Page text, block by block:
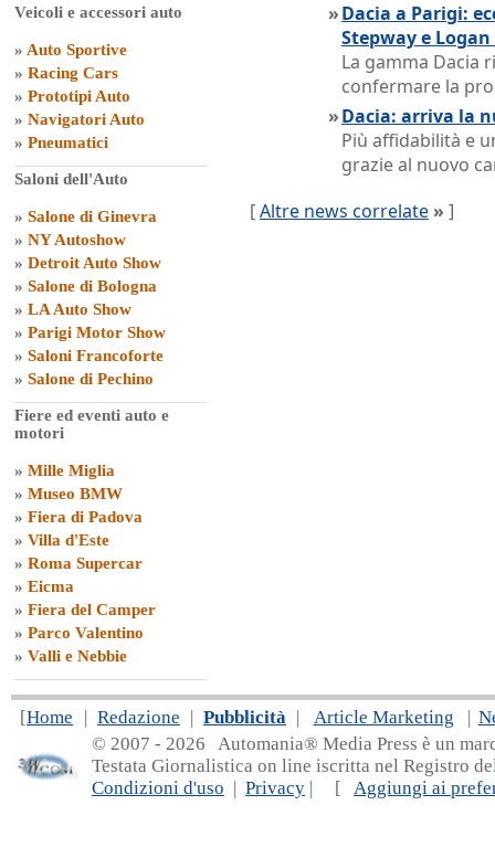
Veicoli e accessori auto
» Auto Sportive
» Racing Cars
» Prototipi Auto
» Navigatori Auto
» Pneumatici
Saloni dell'Auto
» Salone di Ginevra
» NY Autoshow
» Detroit Auto Show
» Salone di Bologna
» LA Auto Show
» Parigi Motor Show
» Saloni Francoforte
» Salone di Pechino
Fiere ed eventi auto e
motori
» Mille Miglia
» Museo BMW
» Fiera di Padova
» Villa d'Este
» Roma Supercar
» Eicma
» Fiera del Camper
» Parco Valentino
» Valli e Nebbie
»Dacia a Parigi:
Stepway e Logan
La gamma Dacia
confermare la
»Dacia: arriva la
Più affidabilità e
grazie al nuovo
[Altre news correlate » ]
[Home | Redazione | Pubblicità | Article Marketing |
© 2007 - 2026 Automania® Media Press è un
Testata Giornalistica on line iscritta nel Registro
Condizioni d'uso | Privacy | [ Aggiungi ai